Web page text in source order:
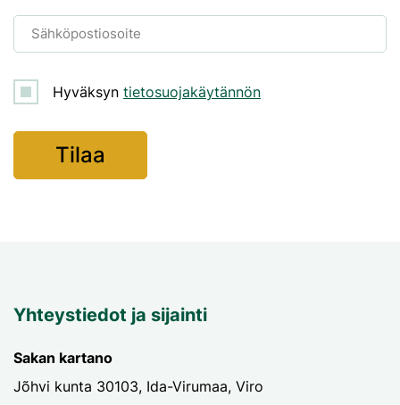
Sähköpostiosoite
Hyväksyn tietosuojakäytännön
Yhteystiedot ja sijainti
Sakan kartano
Jõhvi kunta 30103, Ida-Virumaa, Viro